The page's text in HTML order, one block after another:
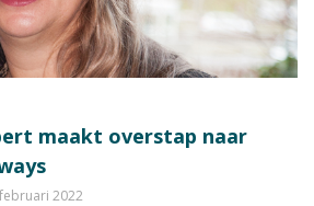
maakt overstap naar
2022